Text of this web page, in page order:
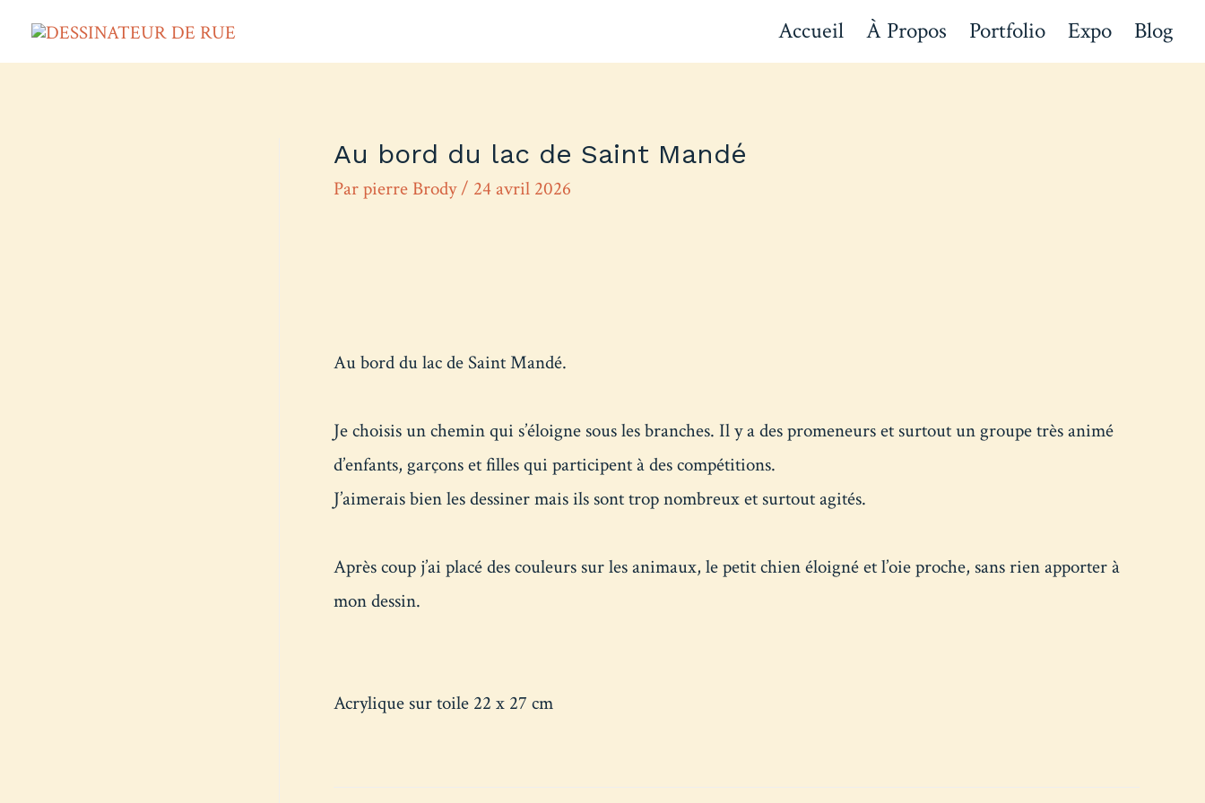
Accueil À Propos Portfolio Expo Blog
Au bord du lac de Saint Mandé
Parpierre Brody/ 24 avril 2026
Au bord du lac de Saint Mandé.
Je choisis un chemin qui s’éloigne sous les branches. Il y a des promeneurs et surtout un groupe très animé
d’enfants, garçons et filles qui participent à des compétitions.
J’aimerais bien les dessiner mais ils sont trop nombreux et surtout agités.
Après coup j’ai placé des couleurs sur les animaux, le petit chien éloigné et l’oie proche, sans rien apporter à
mon dessin.
Acrylique sur toile 22 x 27 cm